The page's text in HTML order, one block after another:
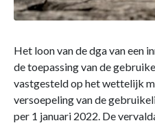
Het loon van de dga van een
de toepassing van de
vastgesteld op het wettelijk
versoepeling van de
per 1 januari 2022. De